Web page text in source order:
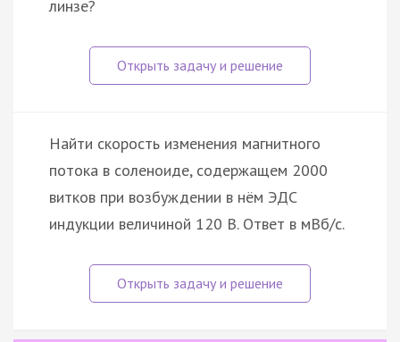
линзе?
Найти скорость изменения магнитного
потока в соленоиде, содержащем 2000
витков при возбуждении в нём ЭДС
индукции величиной 120 В. Ответ в мВб/с.